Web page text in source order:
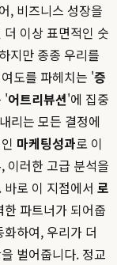
, 비즈니스 성장을
이상 표면적인 숫
지만 종종 우리를
도를 파헤치는 '증
'어트리뷰션'에 집중
리는 모든 결정에
마케팅성과로 이
이러한 고급 분석을
로 이 지점에서 로
파트너가 되어줍
하여, 우리가 더
벌어줍니다. 정교